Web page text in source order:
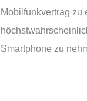
Mobilfunkvertrag zu
Smartphone zu